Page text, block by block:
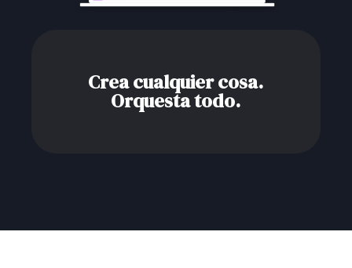
Crea cualquier cosa.
Orquesta todo.